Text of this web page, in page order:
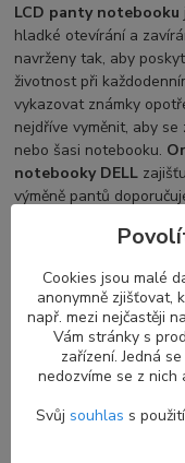
LCD panty notebooku
hladké otevírání a
navrženy tak, aby
životnost při
vykazovat známky
nejdříve vyměnit, aby
nebo šasi notebooku.
notebooky DELL
výměně pantů
Co obnáší
výměně
doporučeno
dostupného na
kde najdete přesný
Cookies jsou malé
anonymně zjišťovat,
např. mezi nejčastěji
Vám stránky s
zařízení. Jedná
nedozvíme se z nich
Svůj souhlas s